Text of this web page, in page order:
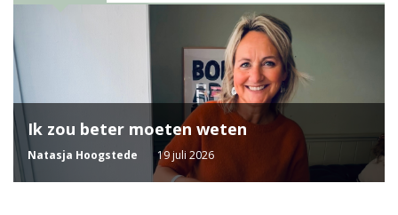
Ik zou beter moeten weten
Natasja Hoogstede 19 juli 2026